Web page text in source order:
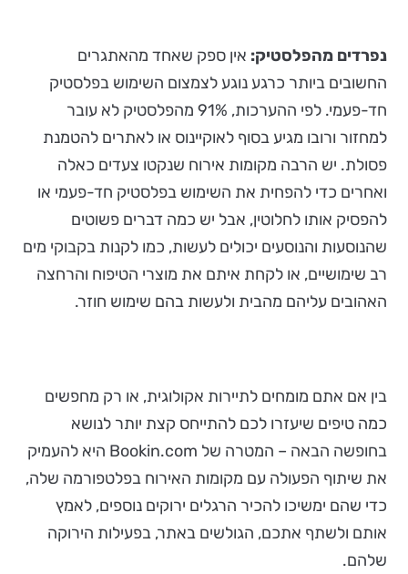
נפרדים מהפלסטיק: אין ספק שאחד מהאתגרים
החשובים ביותר כרגע נוגע לצמצום השימוש בפלסטיק
חד-פעמי. לפי ההערכות, 91% מהפלסטיק לא עובר
למחזור ורובו מגיע בסוף לאוקיינוס או לאתרים להטמנת
פסולת. יש הרבה מקומות אירוח שנקטו צעדים כאלה
ואחרים כדי להפחית את השימוש בפלסטיק חד-פעמי או
להפסיק אותו לחלוטין, אבל יש כמה דברים פשוטים
שהנוסעות והנוסעים יכולים לעשות, כמו לקנות בקבוקי מים
רב שימושיים, או לקחת איתם את מוצרי הטיפוח והרחצה
האהובים עליהם מהבית ולעשות בהם שימוש חוזר.
בין אם אתם מומחים לתיירות אקולוגית, או רק מחפשים
כמה טיפים שיעזרו לכם להתייחס קצת יותר לנושא
בחופשה הבאה – המטרה של Bookin.com היא להעמיק
את שיתוף הפעולה עם מקומות האירוח בפלטפורמה שלה,
כדי שהם ימשיכו להכיר הרגלים ירוקים נוספים, לאמץ
אותם ולשתף אתכם, הגולשים באתר, בפעילות הירוקה
שלהם.